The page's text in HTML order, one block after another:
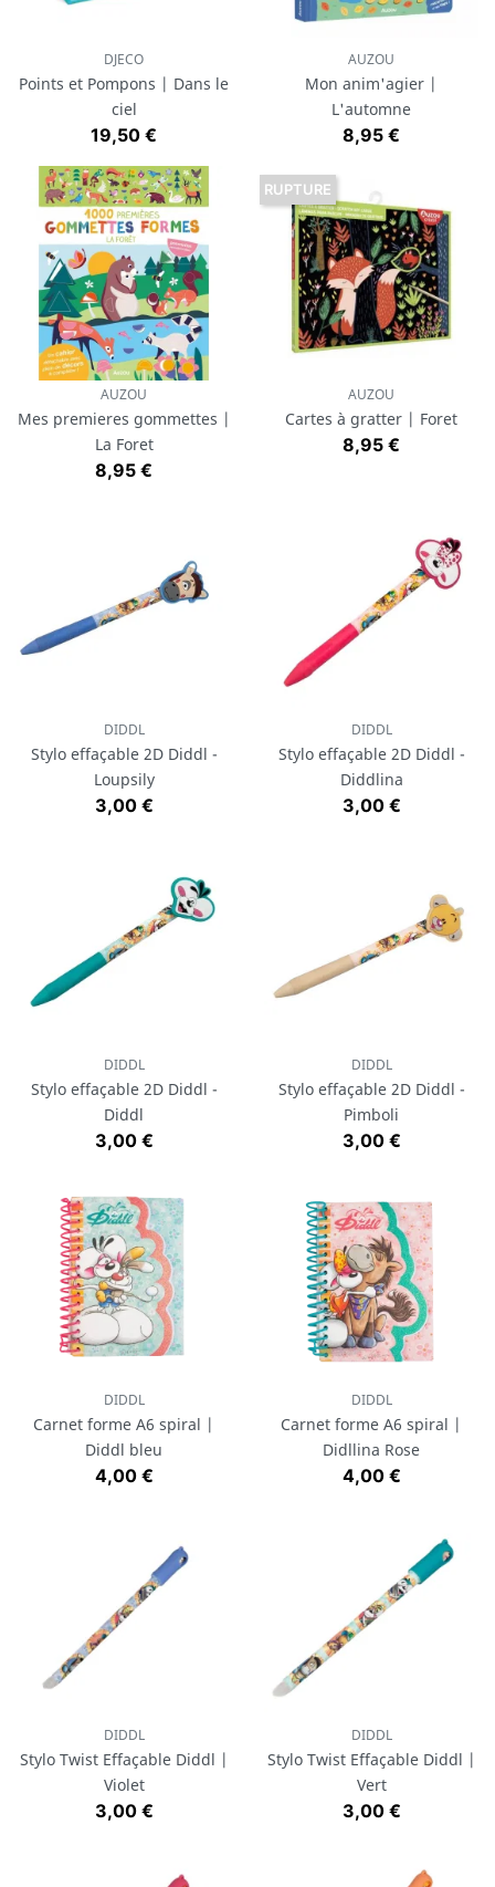
DJECO
Points et Pompons | Dans le
ciel
Prix
19,50 €
AUZOU
Mon anim'agier |
L'automne
Prix
8,95 €
AUZOU
Mes premieres gommettes |
La Foret
Prix
8,95 €
AUZOU
Cartes à gratter | Foret
Prix
8,95 €
RUPTURE
DIDDL
Stylo effaçable 2D Diddl -
Loupsily
Prix
3,00 €
DIDDL
Stylo effaçable 2D Diddl -
Diddlina
Prix
3,00 €
DIDDL
Stylo effaçable 2D Diddl -
Diddl
Prix
3,00 €
DIDDL
Stylo effaçable 2D Diddl -
Pimboli
Prix
3,00 €
DIDDL
Carnet forme A6 spiral |
Diddl bleu
Prix
4,00 €
DIDDL
Carnet forme A6 spiral |
Didllina Rose
Prix
4,00 €
DIDDL
Stylo Twist Effaçable Diddl |
Violet
Prix
3,00 €
DIDDL
Stylo Twist Effaçable Diddl |
Vert
Prix
3,00 €